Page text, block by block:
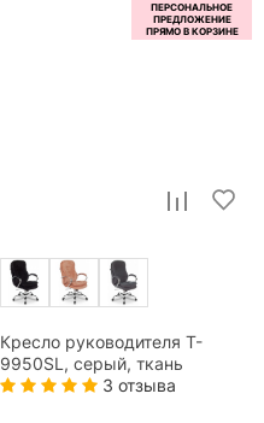
Кресло руководителя T-
9950SL, серый, ткань
3 отзыва